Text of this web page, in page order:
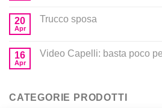
20
Apr
Trucco sposa
16
Apr
Video Capelli: basta poco
CATEGORIE PRODOTTI